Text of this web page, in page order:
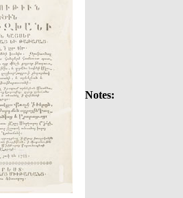
Notes: